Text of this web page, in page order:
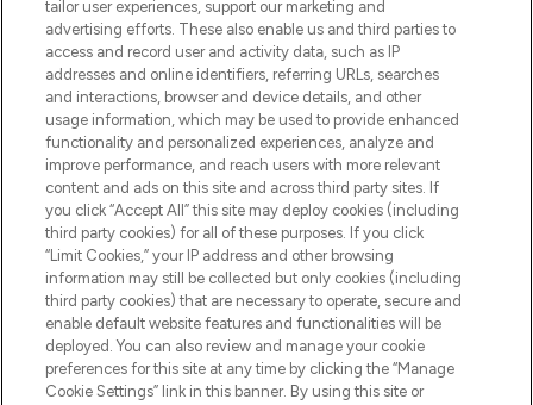
make-up van meer dan 200 topmerken.
Shop online of via de app, met gratis
verzending vanaf €40.
Cookie-toestemming
Do Not Sell or Share My Personal
Information
HELP & INFORMATIE
BEDRIJFSINFORMATIE
OVER LOOKFANTASTIC
tailor user experiences, support our marketing and
advertising efforts. These also enable us and third parties to
access and record user and activity data, such as IP
addresses and online identifiers, referring URLs, searches
and interactions, browser and device details, and other
usage information, which may be used to provide enhanced
functionality and personalized experiences, analyze and
improve performance, and reach users with more relevant
content and ads on this site and across third party sites. If
you click “Accept All” this site may deploy cookies (including
third party cookies) for all of these purposes. If you click
“Limit Cookies,” your IP address and other browsing
information may still be collected but only cookies (including
third party cookies) that are necessary to operate, secure and
enable default website features and functionalities will be
deployed. You can also review and manage your cookie
preferences for this site at any time by clicking the “Manage
Cookie Settings” link in this banner. By using this site or